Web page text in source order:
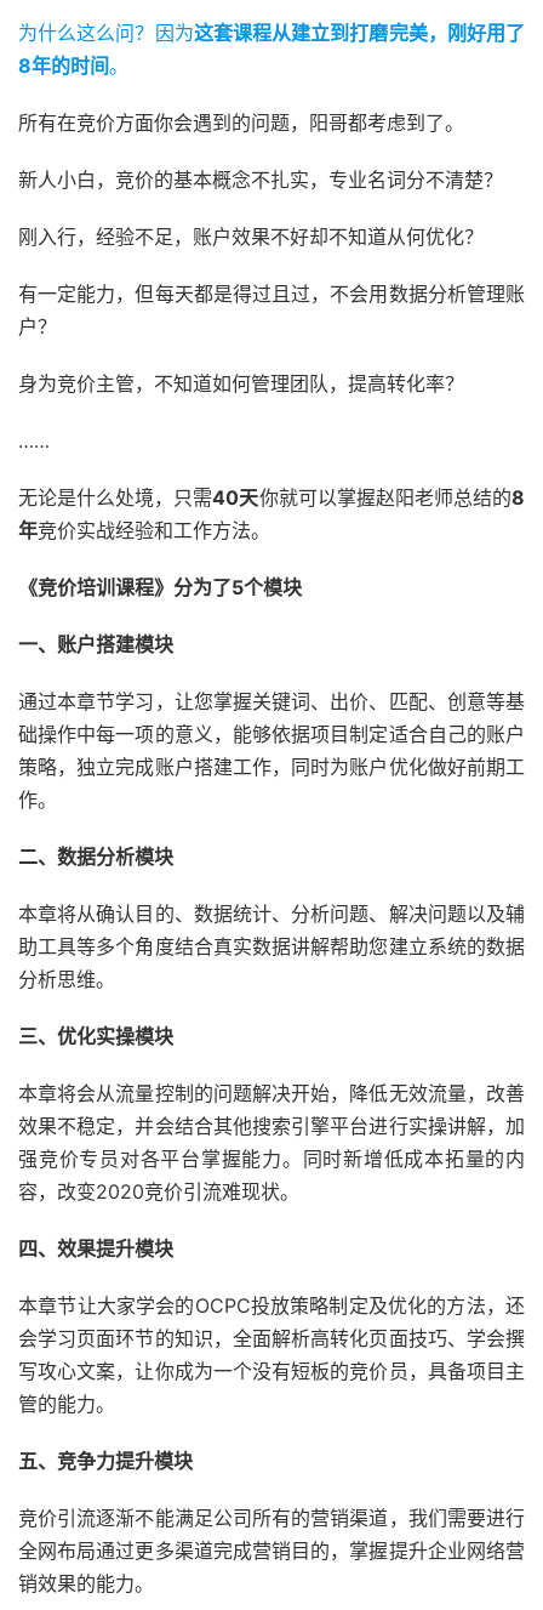
为什么这么问？因为这套课程从建立到打磨完美，刚好用了
8年的时间。
所有在竞价方面你会遇到的问题，阳哥都考虑到了。
新人小白，竞价的基本概念不扎实，专业名词分不清楚？
刚入行，经验不足，账户效果不好却不知道从何优化？
有一定能力，但每天都是得过且过，不会用数据分析管理账
户？
身为竞价主管，不知道如何管理团队，提高转化率？
……
无论是什么处境，只需40天你就可以掌握赵阳老师总结的8
年竞价实战经验和工作方法。
《竞价培训课程》分为了5个模块
一、账户搭建模块
通过本章节学习，让您掌握关键词、出价、匹配、创意等基
础操作中每一项的意义，能够依据项目制定适合自己的账户
策略，独立完成账户搭建工作，同时为账户优化做好前期工
作。
二、数据分析模块
本章将从确认目的、数据统计、分析问题、解决问题以及辅
助工具等多个角度结合真实数据讲解帮助您建立系统的数据
分析思维。
三、优化实操模块
本章将会从流量控制的问题解决开始，降低无效流量，改善
效果不稳定，并会结合其他搜索引擎平台进行实操讲解，加
强竞价专员对各平台掌握能力。同时新增低成本拓量的内
容，改变2020竞价引流难现状。
四、效果提升模块
本章节让大家学会的OCPC投放策略制定及优化的方法，还
会学习页面环节的知识，全面解析高转化页面技巧、学会撰
写攻心文案，让你成为一个没有短板的竞价员，具备项目主
管的能力。
五、竞争力提升模块
竞价引流逐渐不能满足公司所有的营销渠道，我们需要进行
全网布局通过更多渠道完成营销目的，掌握提升企业网络营
销效果的能力。